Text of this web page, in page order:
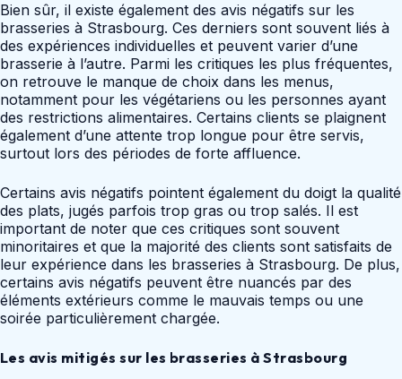
Bien sûr, il existe également des avis négatifs sur les
brasseries à Strasbourg. Ces derniers sont souvent liés à
des expériences individuelles et peuvent varier d’une
brasserie à l’autre. Parmi les critiques les plus fréquentes,
on retrouve le manque de choix dans les menus,
notamment pour les végétariens ou les personnes ayant
des restrictions alimentaires. Certains clients se plaignent
également d’une attente trop longue pour être servis,
surtout lors des périodes de forte affluence.
Certains avis négatifs pointent également du doigt la qualité
des plats, jugés parfois trop gras ou trop salés. Il est
important de noter que ces critiques sont souvent
minoritaires et que la majorité des clients sont satisfaits de
leur expérience dans les brasseries à Strasbourg. De plus,
certains avis négatifs peuvent être nuancés par des
éléments extérieurs comme le mauvais temps ou une
soirée particulièrement chargée.
Les avis mitigés sur les brasseries à Strasbourg